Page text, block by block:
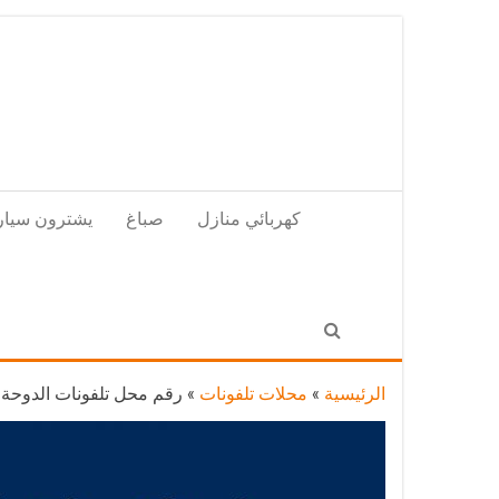
يشترون صباغ كهربائي منازل
الرئيسية » محلات تلفونات » رقم محل تلفونات الدوحة / 56585547 / فني تصليح تلفون ايفون سامسونج خدمة